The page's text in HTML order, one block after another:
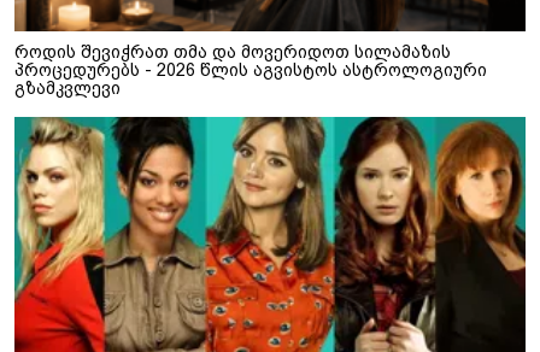
როდის შევიჭრათ თმა და მოვერიდოთ სილამაზის
პროცედურებს - 2026 წლის აგვისტოს ასტროლოგიური
გზამკვლევი